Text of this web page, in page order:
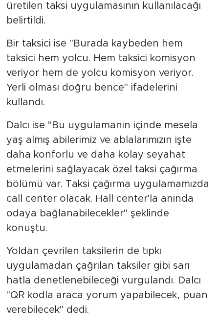
üretilen taksi uygulamasının kullanılacağı
belirtildi.
Bir taksici ise "Burada kaybeden hem
taksici hem yolcu. Hem taksici komisyon
veriyor hem de yolcu komisyon veriyor.
Yerli olması doğru bence" ifadelerini
kullandı.
Dalcı ise "Bu uygulamanın içinde mesela
yaş almış abilerimiz ve ablalarımızın işte
daha konforlu ve daha kolay seyahat
etmelerini sağlayacak özel taksi çağırma
bölümü var. Taksi çağırma uygulamamızda
call center olacak. Hall center'la anında
odaya bağlanabilecekler" şeklinde
konuştu.
Yoldan çevrilen taksilerin de tıpkı
uygulamadan çağrılan taksiler gibi sarı
hatla denetlenebileceği vurgulandı. Dalcı
"QR kodla araca yorum yapabilecek, puan
verebilecek" dedi.